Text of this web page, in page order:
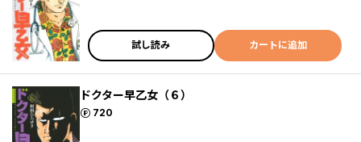
試し読み カートに追加
ドクター早乙女（６）
720
ポイント